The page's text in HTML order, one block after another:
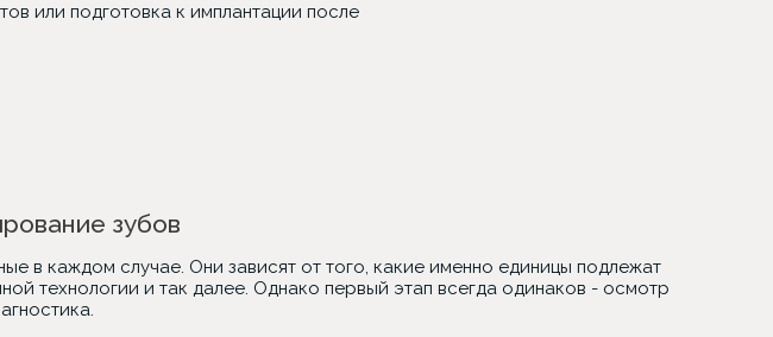
или подготовка к имплантации после
зубов
в каждом случае. Они зависят от того, какие именно единицы подлежат
технологии и так далее. Однако первый этап всегда одинаков - осмотр